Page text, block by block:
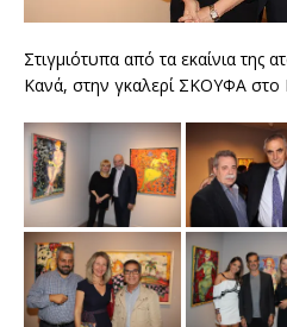
Στιγμιότυπα από τα εκαίνια της
Κανά, στην γκαλερί ΣΚΟΥΦΑ στο